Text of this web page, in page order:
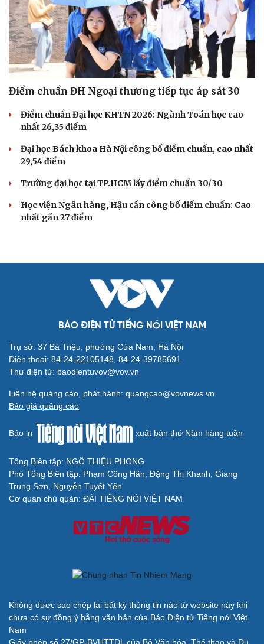
Cải chính
Điểm chuẩn ĐH Ngoại thương tiếp tục áp sát 30
Điểm chuẩn Đại học KHTN 2026: Ngành Toán học cao
nhất 26,35 điểm
Đại học Bách khoa Hà Nội công bố điểm chuẩn, cao nhất
29,54 điểm
Trường đại học tại TP.HCM lấy điểm chuẩn 30/30
Học viện Ngân hàng, Hậu cần công bố điểm chuẩn: Cao
nhất gần 27 điểm
BÁO ĐIỆN TỬ TIẾNG NÓI VIỆT NAM
Trụ sở: 37 Bà Triệu, phường Cửa Nam, Hà Nội
Điện thoại: 84-24-22105148, 84-24-39785691
Thư điện tử: baodientuvov@vov.vn
Liên hệ quảng cáo, phát hành: quangcao@vovnews.vn
Báo giá quảng cáo
Báo in xuất bản thứ Năm hàng tuần
Tổng Biên tập: NGÔ THIỆU PHONG
Phó Tổng Biên tập: Phạm Công Hân, Đặng Thị Khanh, Giang
Trung Sơn, Nguyễn Tuyết Yến
Cơ quan chủ quản: ĐÀI TIẾNG NÓI VIỆT NAM
Không được sao chép lại bất kỳ thông tin nào từ website này khi
chưa có sự đồng ý bằng văn bản của Báo Điện tử Tiếng nói Việt
Nam
Giấy phép số 27/GP-BVHTTDL của Bộ Văn hóa, Thể thao và Du